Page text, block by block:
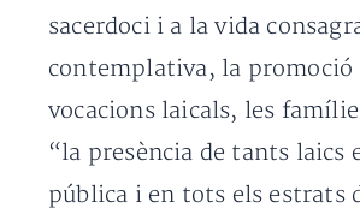
sacerdoci i a la vida
contemplativa, la promoció
vocacions laicals, les
“la presència de tants laics
pública i en tots els estrats